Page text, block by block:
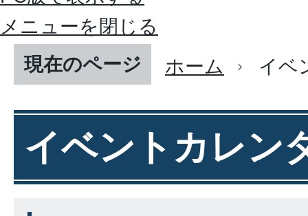
メニューを閉じる
現在のページ
ホーム イベ
イベントカレン